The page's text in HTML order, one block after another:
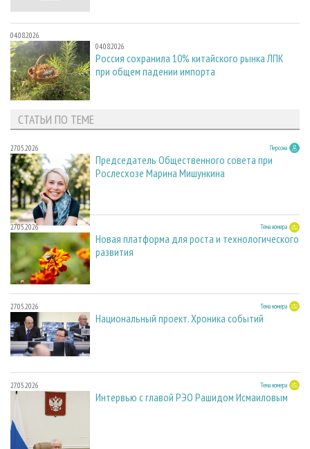
04.08.2026
04.08.2026
Россия сохранила 10% китайского рынка ЛПК
при общем падении импорта
СТАТЬИ ПО ТЕМЕ
27.05.2026 Персона
Председатель Общественного совета при
Рослесхозе Марина Мишункина
27.05.2026 Тема номера
Новая платформа для роста и технологического
развития
27.05.2026 Тема номера
Национальный проект. Хроника событий
27.05.2026 Тема номера
Интервью с главой РЭО Рашидом Исмаиловым